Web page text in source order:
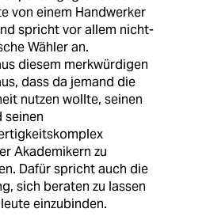
von einem Handwerker
spricht vor allem nicht-
Wähler an.
diesem merkwürdigen
dass da jemand die
nutzen wollte, seinen
seinen
Akademikern zu
Dafür spricht auch die
sich beraten zu lassen
einzubinden.